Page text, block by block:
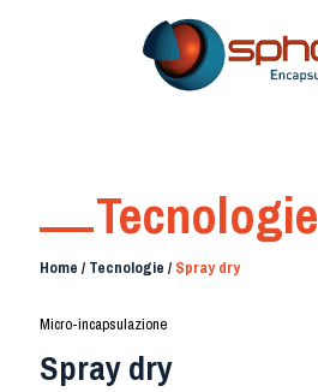
Tecnologie
Home / Tecnologie / Spray dry
Micro-incapsulazione
Spray dry